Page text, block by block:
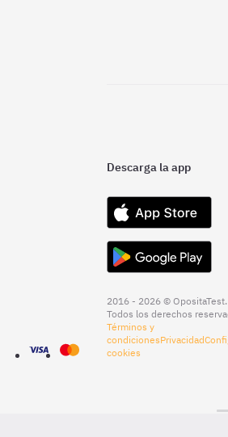
Descarga la app
2016 - 2026 © OpositaTest.
Todos los derechos
Términos y
condicionesPrivacidad
cookies